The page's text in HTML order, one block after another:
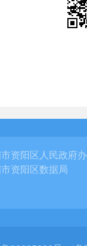
资阳区人民政府
资阳区数据局